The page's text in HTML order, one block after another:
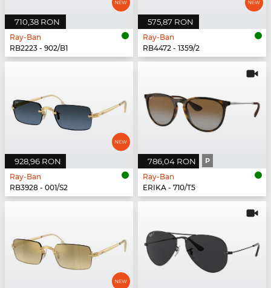
710,38 RON
Ray-Ban
RB2223 - 902/B1
575,87 RON
Ray-Ban
RB4472 - 1359/2
928,96 RON
Ray-Ban
RB3928 - 001/S2
786,04 RON P
Ray-Ban
ERIKA - 710/T5